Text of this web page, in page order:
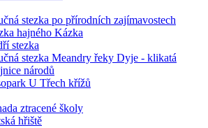
stezka po přírodních zajímavostech
hajného Kázka
stezka
stezka Meandry řeky Dyje - klikatá
národů
U Třech křížů
ztracené školy
hřiště